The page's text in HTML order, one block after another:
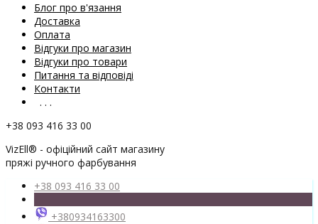
Блог про в'язання
Доставка
Оплата
Відгуки про магазин
Відгуки про товари
Питання та відповіді
Контакти
. . .
+38 093 416 33 00
VizEll® - офіційний сайт магазину
пряжі ручного фарбування
+38 093 416 33 00
+380934163300